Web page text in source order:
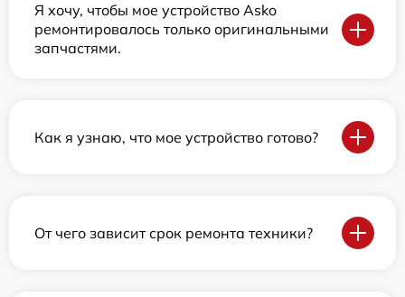
Я хочу, чтобы мое устройство Asko
ремонтировалось только оригинальными
запчастями.
Как я узнаю, что мое устройство готово?
От чего зависит срок ремонта техники?